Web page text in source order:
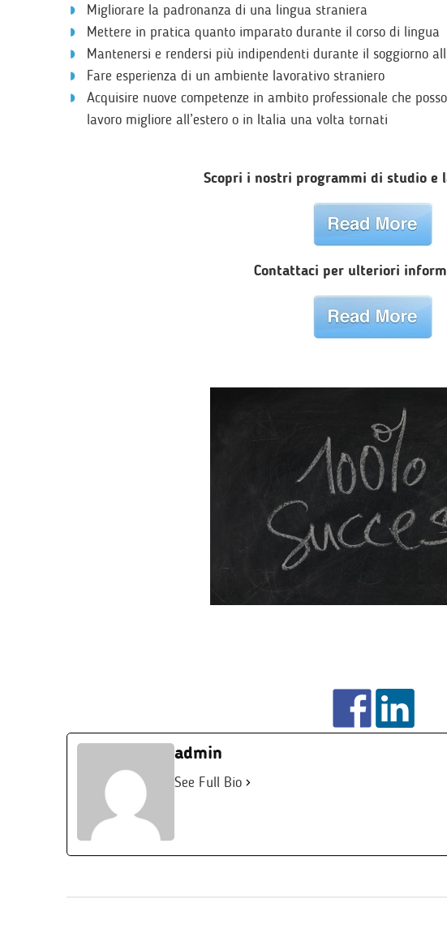
Migliorare la padronanza di una lingua straniera
Mettere in pratica quanto imparato durante il corso di lingua
Mantenersi e rendersi più indipendenti durante il soggiorno
Fare esperienza di un ambiente lavorativo straniero
Acquisire nuove competenze in ambito professionale che
lavoro migliore all’estero o in Italia una volta tornati
Scopri i nostri programmi di studio e
Contattaci per ulteriori
admin
See Full Bio